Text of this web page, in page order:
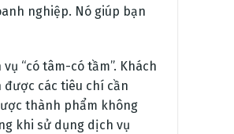
nghiệp. Nó giúp bạn
“có tâm-có tầm”. Khách
các tiêu chí cần
thành phẩm không
khi sử dụng dịch vụ